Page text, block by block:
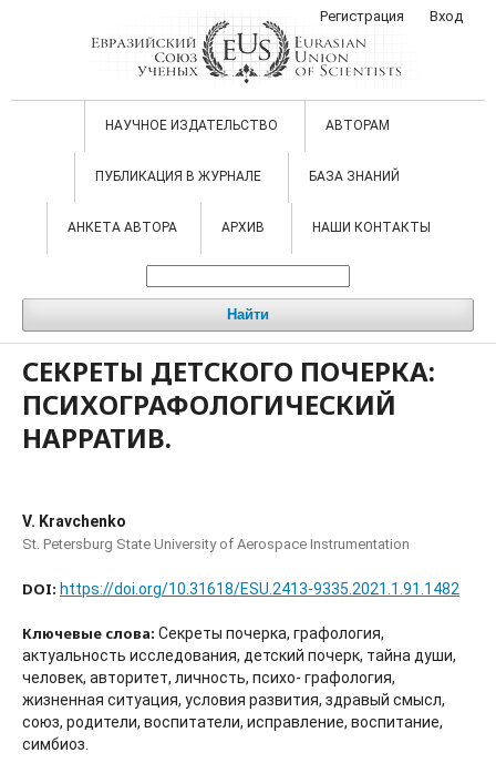
НАУЧНОЕ ИЗДАТЕЛЬСТВО АВТОРАМ
ПУБЛИКАЦИЯ В ЖУРНАЛЕ БАЗА ЗНАНИЙ
АНКЕТА АВТОРА АРХИВ НАШИ КОНТАКТЫ
Найти
Регистрация Вход
СЕКРЕТЫ ДЕТСКОГО ПОЧЕРКА:
ПСИХОГРАФОЛОГИЧЕСКИЙ
НАРРАТИВ.
V. Kravchenko
St. Petersburg State University of Aerospace Instrumentation
DOI: https://doi.org/10.31618/ESU.2413-9335.2021.1.91.1482
Ключевые слова: Секреты почерка, графология,
актуальность исследования, детский почерк, тайна души,
человек, авторитет, личность, психо- графология,
жизненная ситуация, условия развития, здравый смысл,
союз, родители, воспитатели, исправление, воспитание,
симбиоз.